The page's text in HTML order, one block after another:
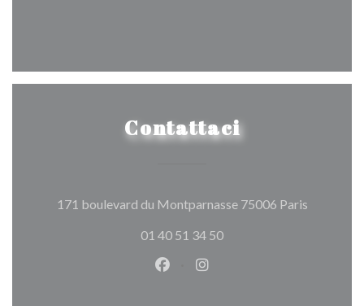
Contattaci
171 boulevard du Montparnasse 75006 Paris((apre
01 40 51 34 50
Facebook ((apre una nuova
Instagram ((apre una